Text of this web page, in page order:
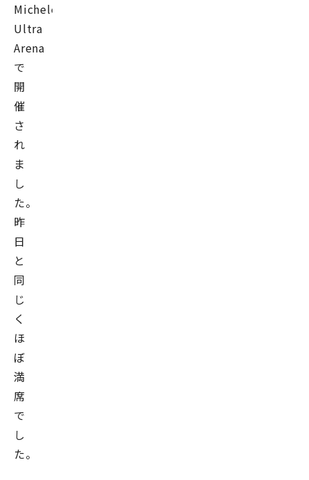
Michelob
Ultra
Arena
で
開
催
さ
れ
ま
し
た。
昨
日
と
同
じ
く
ほ
ぼ
満
席
で
し
た。